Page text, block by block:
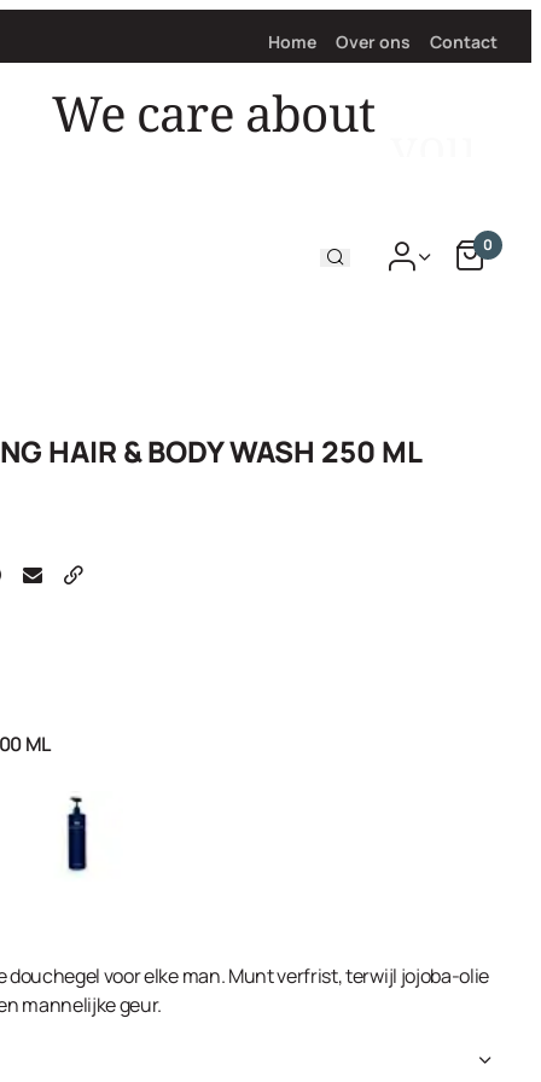
Home Over ons Contact
We care about
0
HAIR & BODY WASH 250 ML
ML
douchegel voor elke man. Munt verfrist, terwijl jojoba-olie
mannelijke geur.